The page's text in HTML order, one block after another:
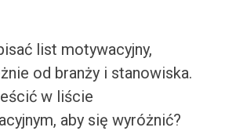
list motywacyjny,
od branży i stanowiska.
w liście
aby się wyróżnić?